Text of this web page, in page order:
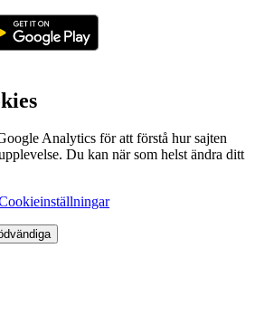
Analytics för att förstå hur sajten
Du kan när som helst ändra ditt